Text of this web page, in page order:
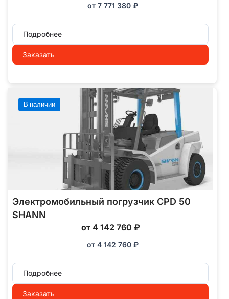
от 7 771 380 ₽
Подробнее
Заказать
В наличии
Электромобильный погрузчик CPD 50
SHANN
от 4 142 760 ₽
от 4 142 760 ₽
Подробнее
Заказать